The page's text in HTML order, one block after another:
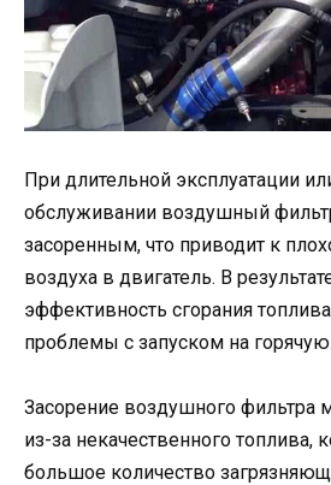
При длительной эксплуатации
обслуживании воздушный
засоренным, что приводит к
воздуха в двигатель. В
эффективность сгорания
проблемы с запуском на горячую.
Засорение воздушного фильтра
из-за некачественного топлива,
большое количество